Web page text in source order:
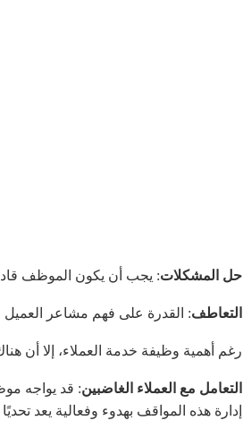
حل المشكلات: يجب أن يكون الموظف
التعاطف: القدرة على فهم مشاعر العميل
رغم أهمية وظيفة خدمة العملاء، إلا أن
التعامل مع العملاء الغاضبين: قد يواجه
إدارة هذه المواقف بهدوء وفعالية يعد تحديًا